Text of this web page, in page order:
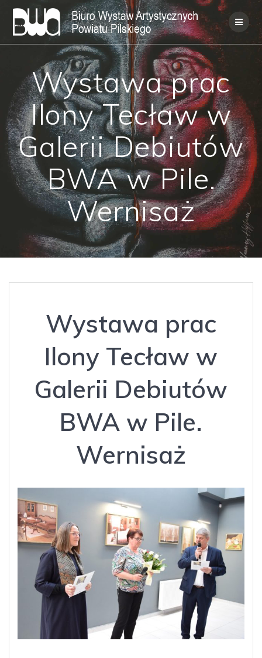
Skip
to
content
Wystawa prac
Ilony Tecław w
Galerii Debiutów
BWA w Pile.
Wernisaż
Wystawa prac
Ilony Tecław w
Galerii Debiutów
BWA w Pile.
Wernisaż